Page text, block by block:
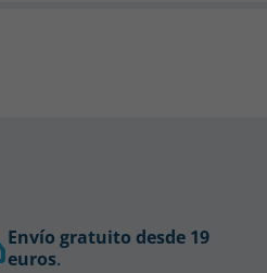
Envío gratuito desde 19
euros.